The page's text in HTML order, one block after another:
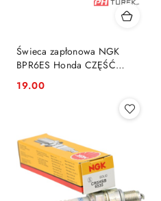
Świeca zapłonowa NGK
BPR6ES Honda CZĘŚĆ
240 iGX 340
Cena:
19.00